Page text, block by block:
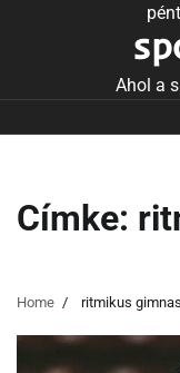
Ahol a
Címke:
Home ritmikus